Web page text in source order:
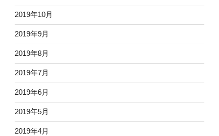
2019年10月
2019年9月
2019年8月
2019年7月
2019年6月
2019年5月
2019年4月